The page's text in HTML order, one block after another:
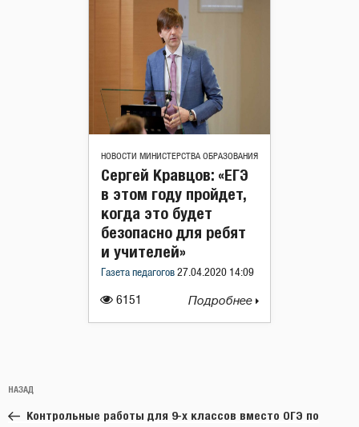
НОВОСТИ МИНИСТЕРСТВА ОБРАЗОВАНИЯ
6151
Сергей Кравцов: «ЕГЭ
в этом году пройдет,
когда это будет
безопасно для ребят
и учителей»
Газета педагогов 27.04.2020 14:09
Подробнее
по
записям
Предыдущая
запись:
НАЗАД
Контрольные работы для 9-х классов вместо ОГЭ по